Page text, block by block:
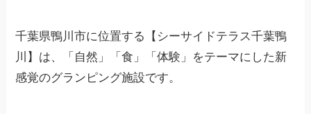
千葉県鴨川市に位置する【シーサイドテラス千葉鴨
川】は、「自然」「食」「体験」をテーマにした新
感覚のグランピング施設です。